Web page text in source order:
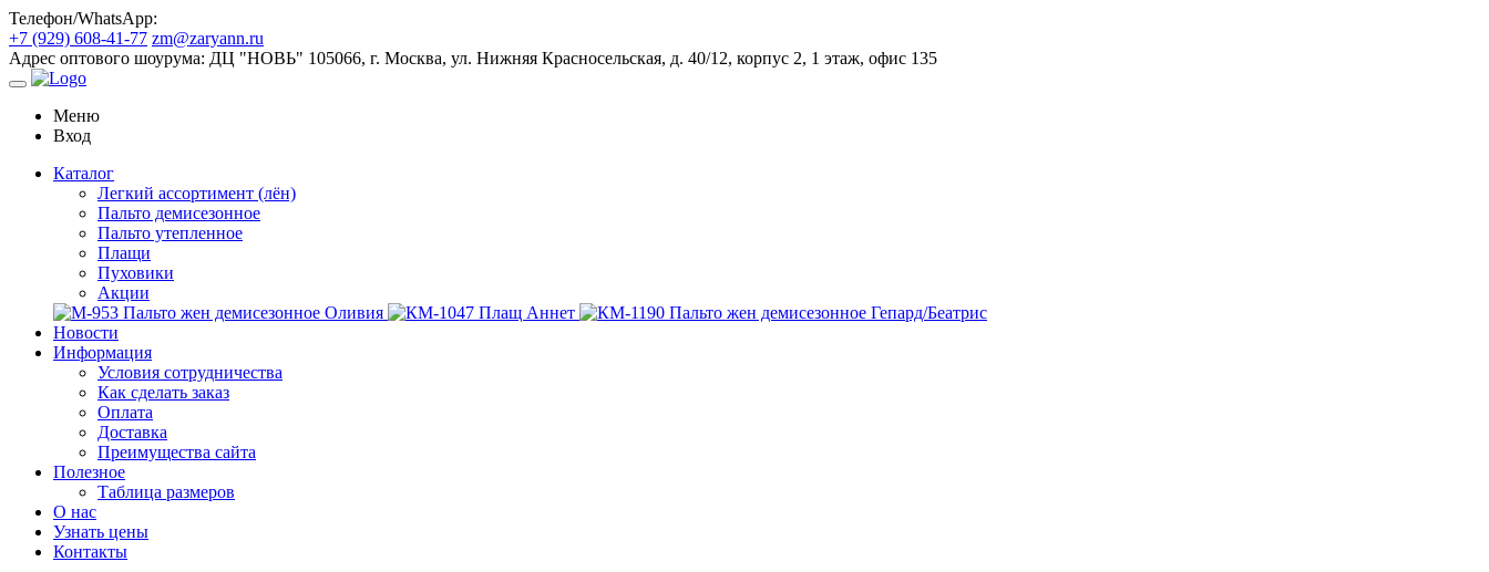
Телефон/WhatsApp:
+7 (929) 608-41-77 zm@zaryann.ru
Адрес оптового шоурума: ДЦ "НОВЬ" 105066, г. Москва, ул. Нижняя Красносельская, д. 40/12, корпус 2, 1 этаж, офис 135
Меню
Вход
Каталог
Легкий ассортимент (лён)
Пальто демисезонное
Пальто утепленное
Плащи
Пуховики
Акции
Новости
Информация
Условия сотрудничества
Как сделать заказ
Оплата
Доставка
Преимущества сайта
Полезное
Таблица размеров
О нас
Узнать цены
Контакты